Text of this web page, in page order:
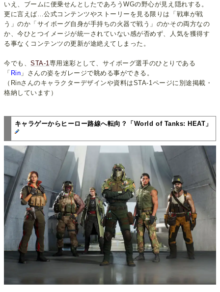
いえ、ブームに便乗せんとしたであろうWGの野心が見え隠れする。
更に言えば…公式コンテンツやストーリーを見る限りは「戦車が戦
う」のか「サイボーグ自身が手持ちの火器で戦う」のかその両方なの
か、今ひとつイメージが統一されていない感が否めず、人気を獲得す
る事なくコンテンツの更新が途絶えてしまった。
今でも、STA-1専用迷彩として、サイボーグ選手のひとりである
「 Rin 」さんの姿をガレージで眺める事ができる。
（Rinさんのキャラクターデザインや資料はSTA-1ページに別途掲載・
格納しています）
キャラゲーからヒーロー路線へ転向？「World of Tanks: HEAT」